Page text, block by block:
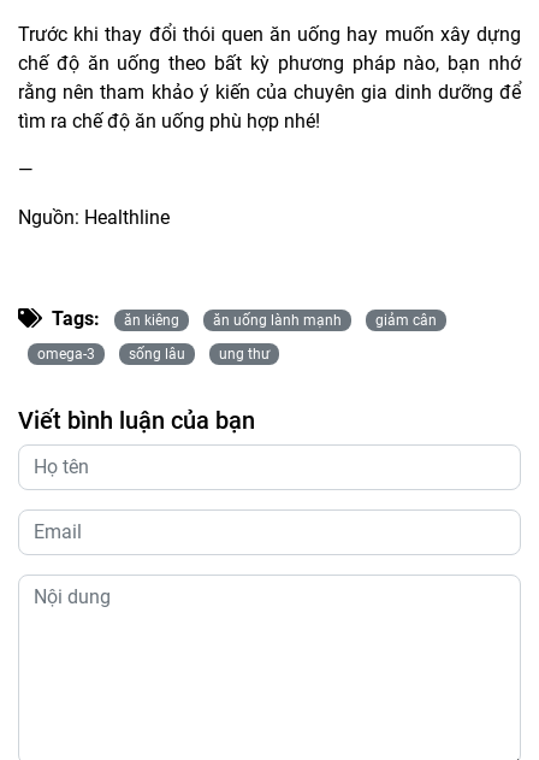
Trước khi thay đổi thói quen ăn uống hay muốn xây dựng
chế độ ăn uống theo bất kỳ phương pháp nào, bạn nhớ
rằng nên tham khảo ý kiến của chuyên gia dinh dưỡng để
tìm ra chế độ ăn uống phù hợp nhé!
—
Nguồn: Healthline
Tags: ăn kiêng ăn uống lành mạnh
giảm cân
omega-3
sống lâu ung thư
Viết bình luận của bạn